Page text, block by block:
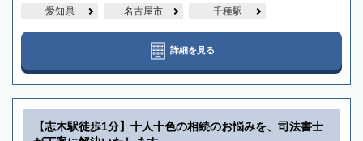
愛知県 名古屋市 千種駅
詳細を見る
【志木駅徒歩1分】十人十色の相続のお悩みを、司法書士